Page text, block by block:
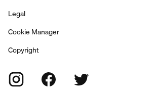
Legal
Cookie Manager
Copyright